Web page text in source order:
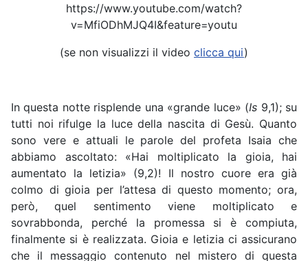
https://www.youtube.com/watch?
v=MfiODhMJQ4I&feature=youtu
(se non visualizzi il video clicca qui)
In questa notte risplende una «grande luce» (Is 9,1); su
tutti noi rifulge la luce della nascita di Gesù. Quanto
sono vere e attuali le parole del profeta Isaia che
abbiamo ascoltato: «Hai moltiplicato la gioia, hai
aumentato la letizia» (9,2)! Il nostro cuore era già
colmo di gioia per l’attesa di questo momento; ora,
però, quel sentimento viene moltiplicato e
sovrabbonda, perché la promessa si è compiuta,
finalmente si è realizzata. Gioia e letizia ci assicurano
che il messaggio contenuto nel mistero di questa